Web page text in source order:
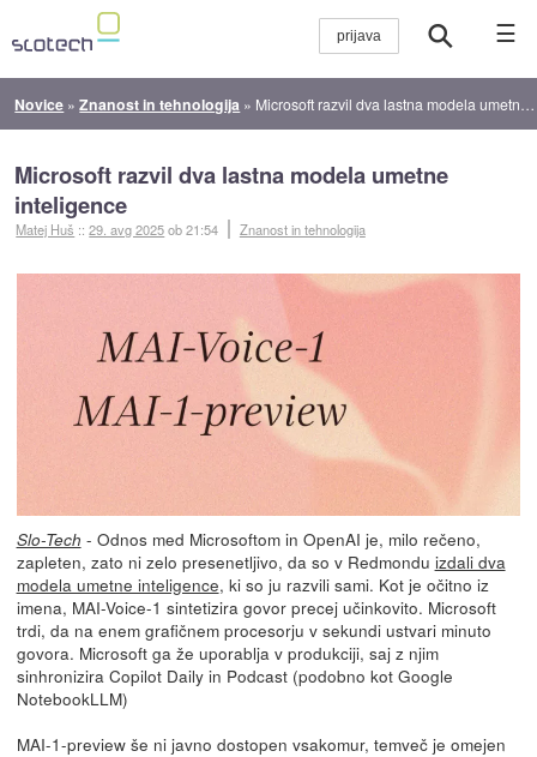
☰
Novice »Znanost in tehnologija » Microsoft razvil dva lastna modela umetne inteligence
Microsoft razvil dva lastna modela umetne
inteligence
Matej Huš ::29. avg 2025ob 21:54 Znanost in tehnologija
Slo-Tech - Odnos med Microsoftom in OpenAI je, milo rečeno,
zapleten, zato ni zelo presenetljivo, da so v Redmondu izdali dva
modela umetne inteligence, ki so ju razvili sami. Kot je očitno iz
imena, MAI-Voice-1 sintetizira govor precej učinkovito. Microsoft
trdi, da na enem grafičnem procesorju v sekundi ustvari minuto
govora. Microsoft ga že uporablja v produkciji, saj z njim
sinhronizira Copilot Daily in Podcast (podobno kot Google
NotebookLLM)
MAI-1-preview še ni javno dostopen vsakomur, temveč je omejen